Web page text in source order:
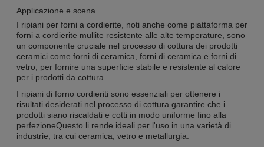
Applicazione e scena
I ripiani per forni a cordierite, noti anche come piattaforma per
forni a cordierite mullite resistente alle alte temperature, sono
un componente cruciale nel processo di cottura dei prodotti
ceramici.come forni di ceramica, forni di ceramica e forni di
vetro, per fornire una superficie stabile e resistente al calore
per i prodotti da cottura.
I ripiani di forno cordieriti sono essenziali per ottenere i
risultati desiderati nel processo di cottura.garantire che i
prodotti siano riscaldati e cotti in modo uniforme fino alla
perfezioneQuesto li rende ideali per l'uso in una varietà di
industrie, tra cui ceramica, vetro e metallurgia.